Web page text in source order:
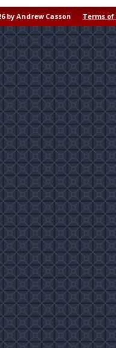
by Andrew Casson Terms of